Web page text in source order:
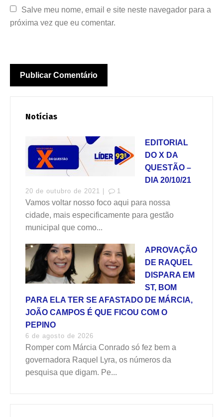
Salve meu nome, email e site neste navegador para a
próxima vez que eu comentar.
Notícias
EDITORIAL
DO X DA
QUESTÃO –
DIA 20/10/21
20 de outubro de 2021 | 1
Vamos voltar nosso foco aqui para nossa
cidade, mais especificamente para gestão
municipal que como...
APROVAÇÃO
DE RAQUEL
DISPARA EM
ST, BOM
PARA ELA TER SE AFASTADO DE MÁRCIA,
JOÃO CAMPOS É QUE FICOU COM O
PEPINO
6 de agosto de 2026
Romper com Márcia Conrado só fez bem a
governadora Raquel Lyra, os números da
pesquisa que digam. Pe...